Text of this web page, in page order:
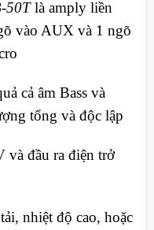
50Tlà amply liền
vào AUX và 1 ngõ
cả âm Bass và
tổng và độc lập
đầu ra điện trở
nhiệt độ cao, hoặc